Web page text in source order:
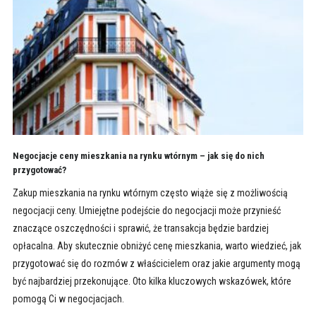
Negocjacje ceny mieszkania na rynku wtórnym – jak się do nich
przygotować?
Zakup mieszkania na rynku wtórnym często wiąże się z możliwością
negocjacji ceny. Umiejętne podejście do negocjacji może przynieść
znaczące oszczędności i sprawić, że transakcja będzie bardziej
opłacalna. Aby skutecznie obniżyć cenę mieszkania, warto wiedzieć, jak
przygotować się do rozmów z właścicielem oraz jakie argumenty mogą
być najbardziej przekonujące. Oto kilka kluczowych wskazówek, które
pomogą Ci w negocjacjach.